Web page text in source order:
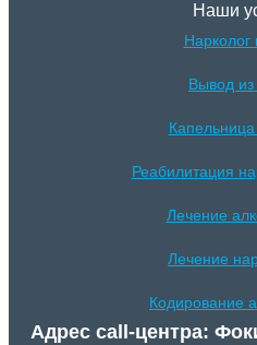
Наши
Нарколог
Вывод из
Капельница
Реабилитация
Лечение
Лечение
Кодирование
Адрес call-центра: